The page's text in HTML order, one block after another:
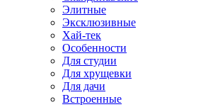
Элитные
Эксклюзивные
Хай-тек
Особенности
Для студии
Для хрущевки
Для дачи
Встроенные